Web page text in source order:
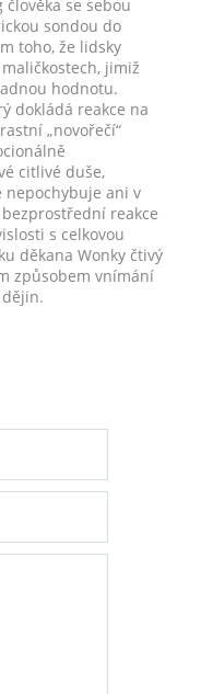
se sebou
sondou do
toho, že lidsky
jimiž
hodnotu.
dokládá reakce na
„novořečí“
citlivé duše,
nepochybuje ani v
reakce
s celkovou
děkana Wonky čtivý
způsobem vnímání